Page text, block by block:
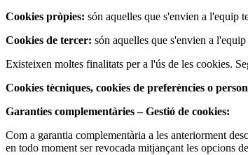
Cookies pròpies: són aquelles que s'envien a l'equip
Cookies de tercer: són aquelles que s'envien a
Existeixen moltes finalitats per a l'ús de les cookies.
Cookies tècniques, cookies de preferències o
Garanties complementàries – Gestió de cookies:
Com a garantia complementària a les anteriorment
en todo moment ser revocada mitjançant les opcions